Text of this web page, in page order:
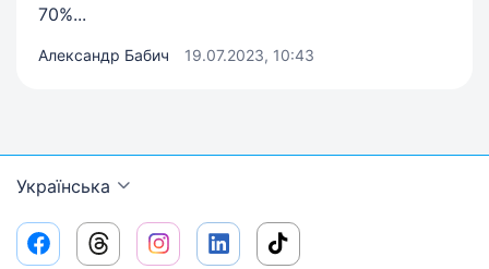
70%...
Александр Бабич 19.07.2023, 10:43
Українська